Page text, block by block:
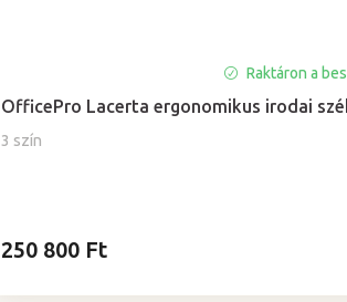
OfficePro Lacerta ergonomikus irodai
3 szín
Raktáron a
250 800 Ft